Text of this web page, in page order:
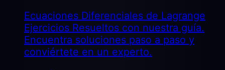
Ecuaciones Diferenciales de Lagrange
Ejercicios Resueltos con nuestra guía.
Encuentra soluciones paso a paso y
conviértete en un experto.